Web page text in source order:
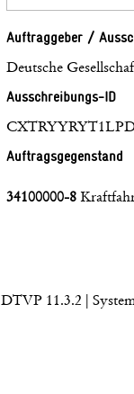
Auftraggeber /
Deutsche
Ausschreibungs-ID
Auftragsgegenstand
34100000-8
DTVP 11.3.2 |